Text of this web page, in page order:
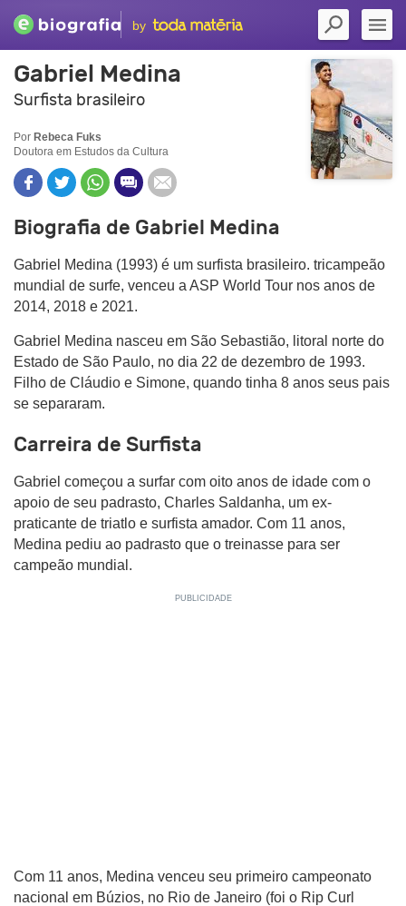
by
Gabriel Medina
Surfista brasileiro
Por Rebeca Fuks
Doutora em Estudos da Cultura
Biografia de Gabriel Medina
Gabriel Medina (1993) é um surfista brasileiro. tricampeão
mundial de surfe, venceu a ASP World Tour nos anos de
2014, 2018 e 2021.
Gabriel Medina nasceu em São Sebastião, litoral norte do
Estado de São Paulo, no dia 22 de dezembro de 1993.
Filho de Cláudio e Simone, quando tinha 8 anos seus pais
se separaram.
Carreira de Surfista
Gabriel começou a surfar com oito anos de idade com o
apoio de seu padrasto, Charles Saldanha, um ex-
praticante de triatlo e surfista amador. Com 11 anos,
Medina pediu ao padrasto que o treinasse para ser
campeão mundial.
Com 11 anos, Medina venceu seu primeiro campeonato
nacional em Búzios, no Rio de Janeiro (foi o Rip Curl